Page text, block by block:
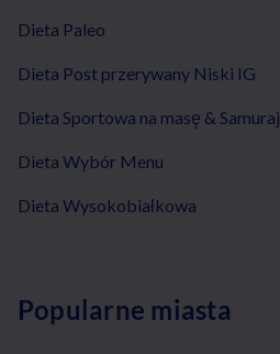
Dieta Paleo
Dieta Post przerywany Niski IG
Dieta Sportowa na masę & Samuraj
Dieta Wybór Menu
Dieta Wysokobiałkowa
Popularne miasta